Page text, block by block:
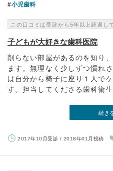
小児歯科
この口コミは受診から5年以上経過し
子どもが大好きな歯科医院
削らない部屋があるのを知り
ます。無理なく少しずつ慣れ
は自分から椅子に座り１人で
す。担当してくださる歯科衛
続き
2017年10月受診 / 2018年01月投稿